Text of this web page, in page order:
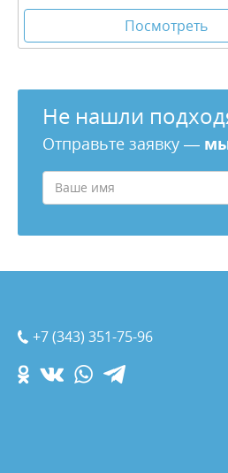
Посмотреть
Не нашли
Отправьте заявку —
+7 (343) 351-75-96